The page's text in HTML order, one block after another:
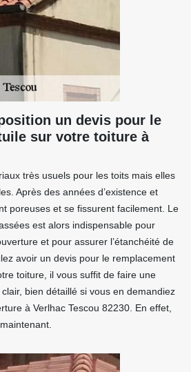
un devis pour le
sur votre toiture à
très usuels pour les toits mais elles
Après des années d’existence et
poreuses et se fissurent facilement. Le
est alors indispensable pour
et pour assurer l’étanchéité de
avoir un devis pour le remplacement
toiture, il vous suffit de faire une
bien détaillé si vous en demandiez
à Verlhac Tescou 82230. En effet,